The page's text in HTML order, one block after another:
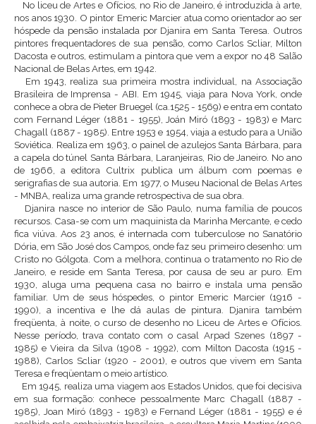
No liceu de Artes e Ofícios, no Rio de Janeiro, é introduzida à arte,
nos anos 1930. O pintor Emeric Marcier atua como orientador ao ser
hóspede da pensão instalada por Djanira em Santa Teresa. Outros
pintores frequentadores de sua pensão, como Carlos Scliar, Milton
Dacosta e outros, estimulam a pintora que vem a expor no 48 Salão
Nacional de Belas Artes, em 1942.
Em 1943, realiza sua primeira mostra individual, na Associação
Brasileira de Imprensa - ABI. Em 1945, viaja para Nova York, onde
conhece a obra de Pieter Bruegel (ca.1525 - 1569) e entra em contato
com Fernand Léger (1881 - 1955), Joán Miró (1893 - 1983) e Marc
Chagall (1887 - 1985). Entre 1953 e 1954, viaja a estudo para a União
Soviética. Realiza em 1963, o painel de azulejos Santa Bárbara, para
a capela do túnel Santa Bárbara, Laranjeiras, Rio de Janeiro. No ano
de 1966, a editora Cultrix publica um álbum com poemas e
serigrafias de sua autoria. Em 1977, o Museu Nacional de Belas Artes
- MNBA, realiza uma grande retrospectiva de sua obra.
Djanira nasce no interior de São Paulo, numa família de poucos
recursos. Casa-se com um maquinista da Marinha Mercante, e cedo
fica viúva. Aos 23 anos, é internada com tuberculose no Sanatório
Dória, em São José dos Campos, onde faz seu primeiro desenho: um
Cristo no Gólgota. Com a melhora, continua o tratamento no Rio de
Janeiro, e reside em Santa Teresa, por causa de seu ar puro. Em
1930, aluga uma pequena casa no bairro e instala uma pensão
familiar. Um de seus hóspedes, o pintor Emeric Marcier (1916 -
1990), a incentiva e lhe dá aulas de pintura. Djanira também
freqüenta, à noite, o curso de desenho no Liceu de Artes e Ofícios.
Nesse período, trava contato com o casal Arpad Szenes (1897 -
1985) e Vieira da Silva (1908 - 1992), com Milton Dacosta (1915 -
1988), Carlos Scliar (1920 - 2001), e outros que vivem em Santa
Teresa e freqüentam o meio artístico.
Em 1945, realiza uma viagem aos Estados Unidos, que foi decisiva
em sua formação: conhece pessoalmente Marc Chagall (1887 -
1985), Joan Miró (1893 - 1983) e Fernand Léger (1881 - 1955) e é